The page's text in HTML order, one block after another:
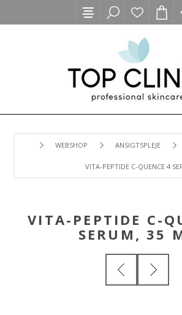
WEBSHOP ANSIGTSPLEJE
VITA-PEPTIDE C-QUENCE 4
VITA-PEPTIDE C-
SERUM, 35